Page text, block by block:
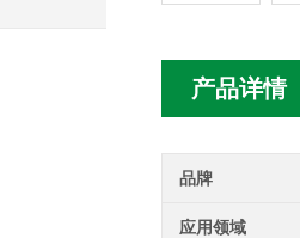
产品详情
品牌
应用领域